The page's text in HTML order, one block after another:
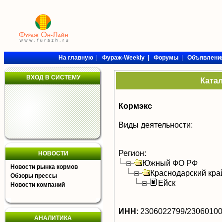
На главную|Фураж-Weekly|Форумы|
ВХОД В СИСТЕМУ
НОВОСТИ
Новости рынка кормов
Обзоры прессы
Новости компаний
АНАЛИТИКА
Кормэкс
Виды деятельности:
Регион:
Южный ФО РФ
Краснодарский
Ейск
ИНН: 2306022799/